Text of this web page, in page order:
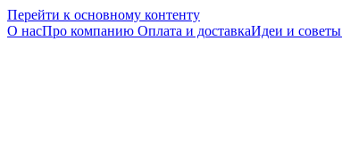
Перейти к основному контенту
О насПро компанию Оплата и доставкаИдеи и